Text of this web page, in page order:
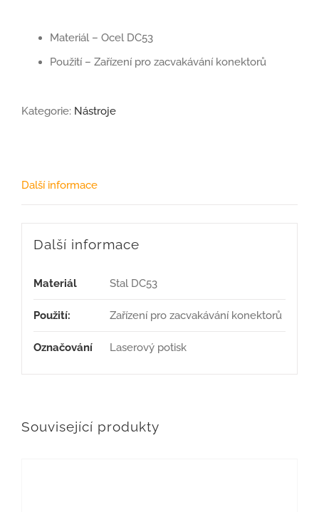
Materiál – Ocel DC53
Použití – Zařízení pro zacvakávání konektorů
Kategorie: Nástroje
Další informace
Další informace
Materiál Stal DC53
Použití: Zařízení pro zacvakávání konektorů
Označování Laserový potisk
Související produkty